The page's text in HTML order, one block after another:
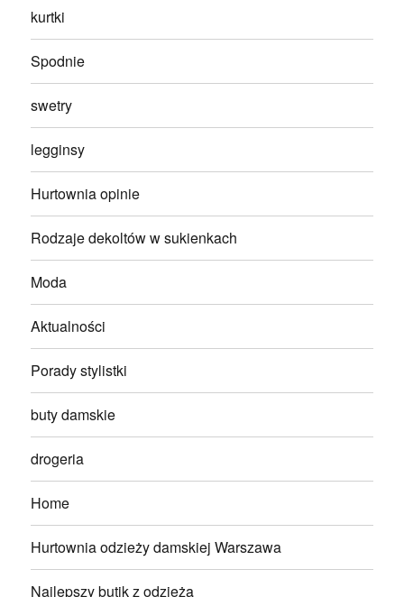
kurtki
Spodnie
swetry
legginsy
Hurtownia opinie
Rodzaje dekoltów w sukienkach
Moda
Aktualności
Porady stylistki
buty damskie
drogeria
Home
Hurtownia odzieży damskiej Warszawa
Najlepszy butik z odzieżą